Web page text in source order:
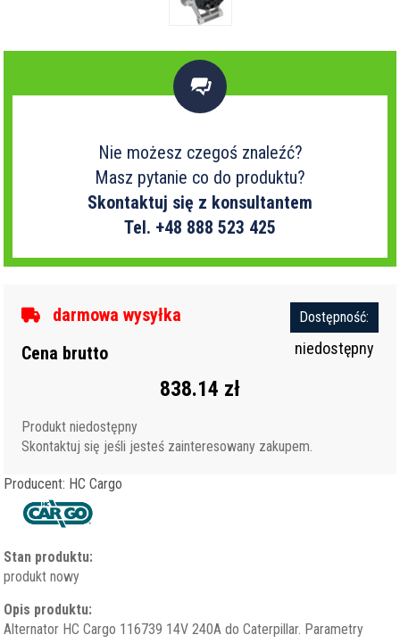

Nie możesz czegoś znaleźć?
Masz pytanie co do produktu?
Skontaktuj się z konsultantem
Tel. +48 888 523 425
Dostępność:
niedostępny
darmowa wysyłka
Cena brutto
838.14 zł
Produkt niedostępny
Skontaktuj się jeśli jesteś zainteresowany zakupem.
Producent: HC Cargo
Stan produktu:
produkt nowy
Opis produktu:
Alternator HC Cargo 116739 14V 240A do Caterpillar. Parametry